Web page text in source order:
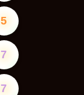
5
7
7